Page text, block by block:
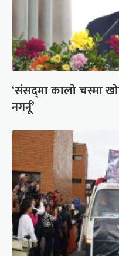
‘संसद्‍मा कालो चस्मा
नगर्नू’